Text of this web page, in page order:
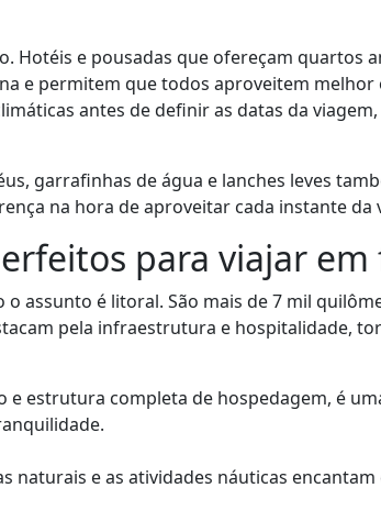
e pousadas que ofereçam quartos
e permitem que todos aproveitem melhor
antes de definir as datas da
garrafinhas de água e lanches leves
na hora de aproveitar cada instante da
para viajar
assunto é litoral. São mais de 7 mil
pela infraestrutura e hospitalidade,
e estrutura completa de hospedagem, é
naturais e as atividades náuticas